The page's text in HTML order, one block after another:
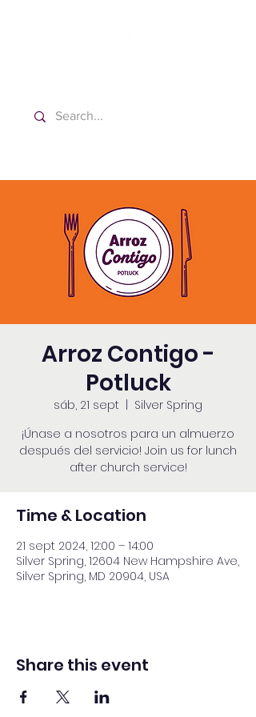
Arroz Contigo -
Potluck
sáb, 21 sept
Silver Spring
¡Únase a nosotros para un almuerzo
después del servicio! Join us for lunch
after church service!
Time & Location
21 sept 2024, 12:00 – 14:00
Silver Spring, 12604 New Hampshire Ave,
Silver Spring, MD 20904, USA
Share this event